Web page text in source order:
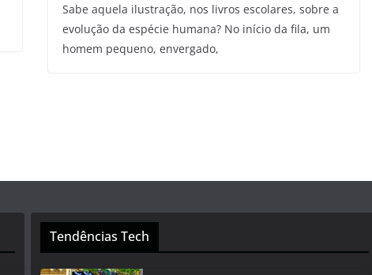
Sabe aquela ilustração, nos livros escolares, sobre a
evolução da espécie humana? No início da fila, um
homem pequeno, envergado,
Tendências Tech